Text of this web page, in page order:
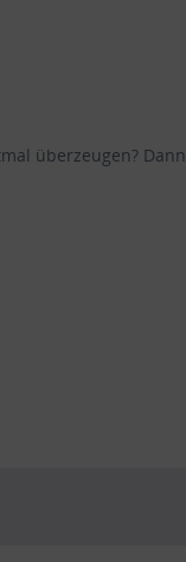
überzeugen?